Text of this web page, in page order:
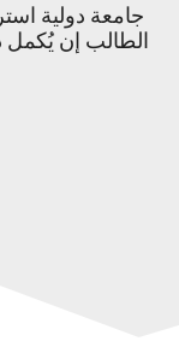
جامعة دولية
الطالب إن يُكمل